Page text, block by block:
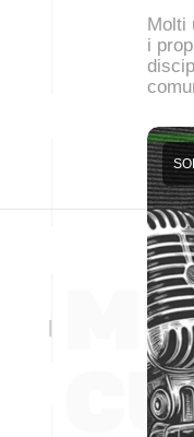
Molti
i